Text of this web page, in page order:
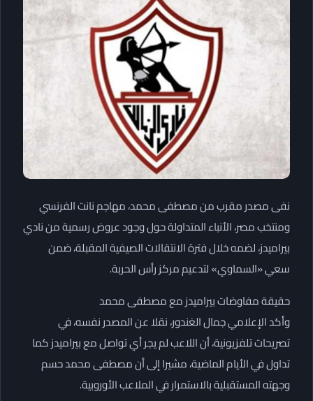
نفى مصدر مقرب من مصطفى محمد، مهاجم نانت الفرنسي
ومنتخب مصر، الأنباء المتداولة حول وجود عروض رسمية من نادي
بيراميدز، لضمه خلال فترة الانتقالات الصيفية المقبلة، ضمن
سعي «السماوي» لتدعيم مركز رأس الحربة.
حقيقة مفاوضات بيراميدز مع مصطفى محمد
وأكد الإعلامي جمال الغندور، نقلا عن المصدر نفسه، في
تصريحات تلفزيونية، أن اللاعب لم يجر أي تواصل مع بيراميدز كما
تداول في الأيام الماضية، مشيرا إلى أن مصطفى محمد حسم
وجهته المستقبلية بالاستمرار في الملاعب الأوروبية.